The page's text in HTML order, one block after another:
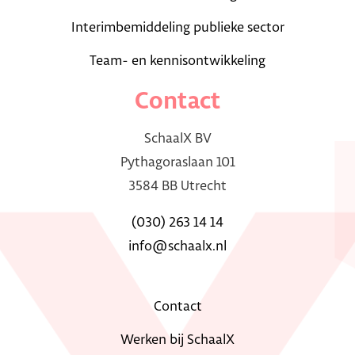
Interimbemiddeling publieke sector
Team- en kennisontwikkeling
Contact
SchaalX BV
Pythagoraslaan 101
3584 BB Utrecht
(030) 263 14 14
info@schaalx.nl
Contact
Werken bij SchaalX